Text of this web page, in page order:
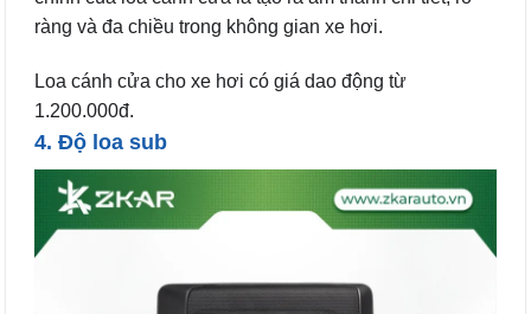
ràng và đa chiều trong không gian xe hơi.
Loa cánh cửa cho xe hơi có giá dao động từ
1.200.000đ.
4. Độ loa sub